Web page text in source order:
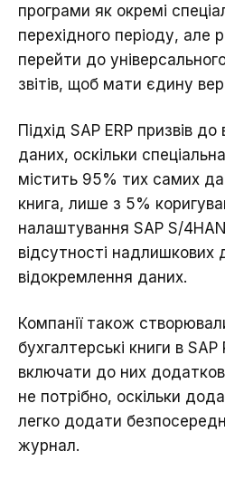
програми як окремі
перехідного періоду, але
перейти до
звітів, щоб мати єдину
Підхід SAP ERP призвів до
даних, оскільки
містить 95% тих самих
книга, лише з 5%
налаштування SAP S/
відсутності надлишкових
відокремлення даних.
Компанії також
бухгалтерські книги в
включати до них
не потрібно, оскільки
легко додати
журнал.